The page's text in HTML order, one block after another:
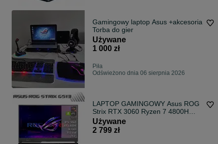
Gamingowy laptop Asus +akcesoria
Torba do gier
Używane
1 000 zł
Piła
Odświeżono dnia 06 sierpnia 2026
LAPTOP GAMINGOWY Asus ROG
Strix RTX 3060 Ryzen 7 4800H
17,3" 144hz Komputer
Używane
2 799 zł